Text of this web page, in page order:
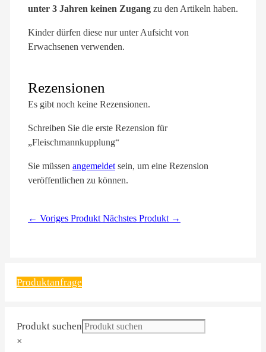
unter 3 Jahren keinen Zugang zu den Artikeln haben.
Kinder dürfen diese nur unter Aufsicht von
Erwachsenen verwenden.
Rezensionen
Es gibt noch keine Rezensionen.
Schreiben Sie die erste Rezension für
„Fleischmannkupplung“
Sie müssen angemeldet sein, um eine Rezension
veröffentlichen zu können.
← Voriges Produkt Nächstes Produkt →
Produktanfrage
Produkt suchen
×